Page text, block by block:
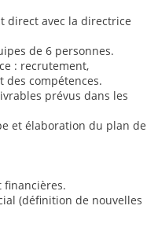
direct avec la directrice
de 6 personnes.
: recrutement,
des compétences.
prévus dans les
et élaboration du plan de
financières.
(définition de nouvelles